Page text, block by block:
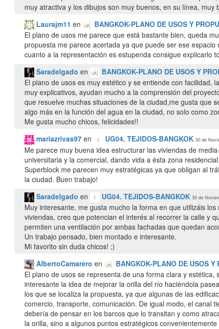
muy atractiva y los dibujos son muy buenos, en su línea, muy
Laurajm11 en
BANGKOK-PLANO DE USOS Y
El plano de usos me parece que está bastante bien, queda
propuesta me parece acertada ya que puede ser ese
cuanto a la representación es estupenda consigue explicarlo
Saradelgado en
BANGKOK-PLANO DE USOS Y
El plano de usos es muy estético y se entiende con
muy explicativos, ayudan mucho a la comprensión del
que resuelve muchas situaciones de la ciudad,me gusta que
algo más en la función del agua en la ciudad, no solo como
Me gusta mucho chicos, felicidades!!
mariazrivas97 en UG04. TEJIDOS-BANGKOK 30 de
Me parece muy buena idea estructurar las viviendas de
universitaria y la comercial, dando vida a ésta zona
Superblock me parecen muy estratégicas ya que obligan al
la ciudad. Buen trabajo!
Saradelgado en UG04. TEJIDOS-BANGKOK 30 de
Muy interesante, me gusta mucho la forma en que utilizáis
viviendas, creo que potencian el interés al recorrer la calle y
permiten una ventilación por ambas fachadas que quedan
Un trabajo pensado, bien montado e interesante.
Mi favorito sin duda chicos! ;)
AlbertoCamarero en
BANGKOK-PLANO DE USOS Y
El plano de usos se representa de una forma clara y
interesante la idea de mejorar la orilla del río haciéndola
los que se localiza la propuesta, ya que algunas de las
comercio, transporte, comunicación. De igual modo, el canal
debería de pensar en los barcos que lo transitan y como
la orilla, sino a algunos puntos estratégicos